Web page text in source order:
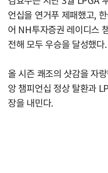
언십을 연거푸 제패했고,
어 NH투자증권 레이디스
전해 모두 우승을 달성했다.
올 시즌 쾌조의 샷감을 자
앙 챔피언십 정상 탈환과
장을 내민다.